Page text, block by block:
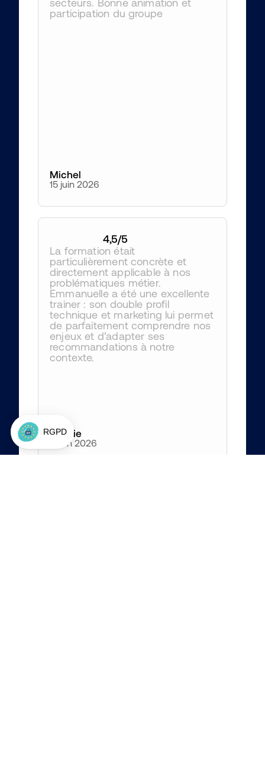
participation du groupe
Michel
15 juin 2026
4,5/5
La formation était
particulièrement concrète et
directement applicable à nos
problématiques métier.
Emmanuelle a été une excellente
trainer : son double profil
technique et marketing lui permet
de parfaitement comprendre nos
enjeux et d’adapter ses
recommandations à notre
contexte.
Amélie
4 juin 2026